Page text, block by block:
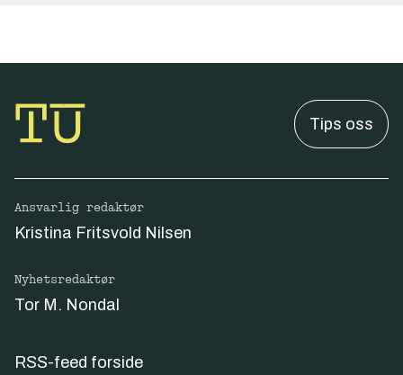
Tips oss
Ansvarlig redaktør
Kristina Fritsvold Nilsen
Nyhetsredaktør
Tor M. Nondal
RSS-feed forside